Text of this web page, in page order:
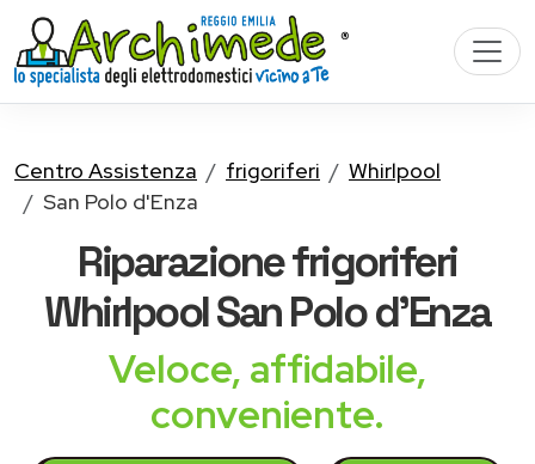
Centro Assistenza frigoriferi
Whirlpool
San Polo d'Enza
Riparazionefrigoriferi
WhirlpoolSan Polo d'Enza
Veloce, affidabile,
conveniente.